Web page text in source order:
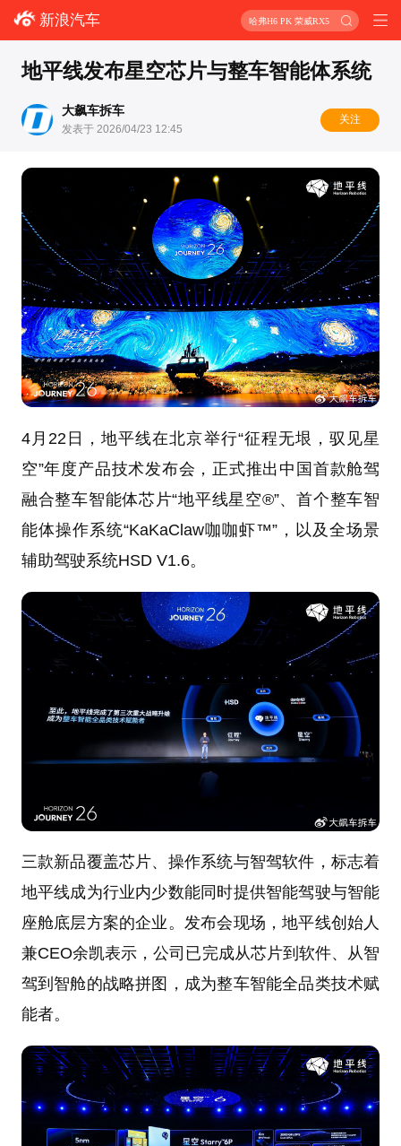
新浪汽车 哈弗H6 PK 荣威RX5
地平线发布星空芯片与整车智能体系统
大飙车拆车
发表于 2026/04/23 12:45
关注
4月22日，地平线在北京举行“征程无垠，驭见星
空”年度产品技术发布会，正式推出中国首款舱驾
融合整车智能体芯片“地平线星空®”、首个整车智
能体操作系统“KaKaClaw咖咖虾™”，以及全场景
辅助驾驶系统HSD V1.6。
三款新品覆盖芯片、操作系统与智驾软件，标志着
地平线成为行业内少数能同时提供智能驾驶与智能
座舱底层方案的企业。发布会现场，地平线创始人
兼CEO余凯表示，公司已完成从芯片到软件、从智
驾到智舱的战略拼图，成为整车智能全品类技术赋
能者。